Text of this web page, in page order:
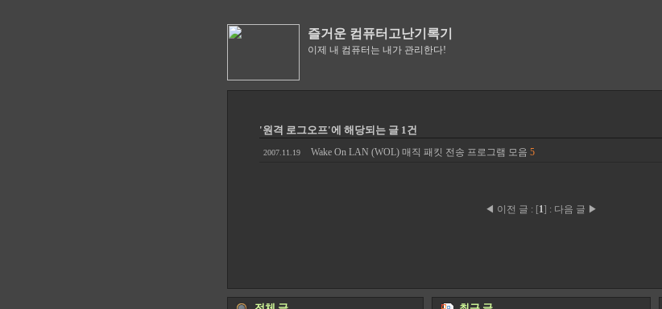
즐거운 컴퓨터고난기록기
이제 내 컴퓨터는 내가 관리한다!
'원격 로그오프'에 해당되는 글 1건
2007.11.19 Wake On LAN (WOL) 매직 패킷 전송 프로그램 모음 5
◀ 이전 글 : [1] : 다음 글 ▶